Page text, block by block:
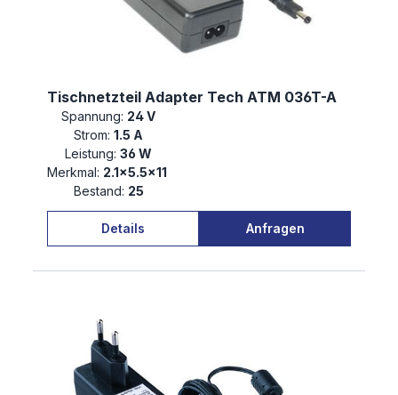
Tischnetzteil Adapter Tech ATM 036T-A
Spannung: 24 V
Strom: 1.5 A
Leistung: 36 W
Merkmal: 2.1×5.5×11
Bestand: 25
Details Anfragen